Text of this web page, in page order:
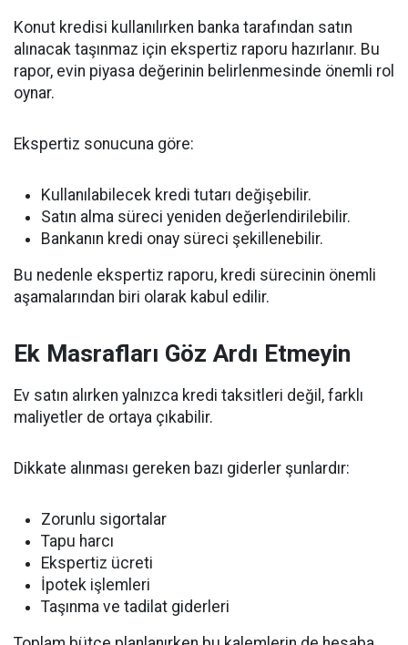
Konut kredisi kullanılırken banka tarafından satın
alınacak taşınmaz için ekspertiz raporu hazırlanır. Bu
rapor, evin piyasa değerinin belirlenmesinde önemli rol
oynar.
Ekspertiz sonucuna göre:
Kullanılabilecek kredi tutarı değişebilir.
Satın alma süreci yeniden değerlendirilebilir.
Bankanın kredi onay süreci şekillenebilir.
Bu nedenle ekspertiz raporu, kredi sürecinin önemli
aşamalarından biri olarak kabul edilir.
Ek Masrafları Göz Ardı Etmeyin
Ev satın alırken yalnızca kredi taksitleri değil, farklı
maliyetler de ortaya çıkabilir.
Dikkate alınması gereken bazı giderler şunlardır:
Zorunlu sigortalar
Tapu harcı
Ekspertiz ücreti
İpotek işlemleri
Taşınma ve tadilat giderleri